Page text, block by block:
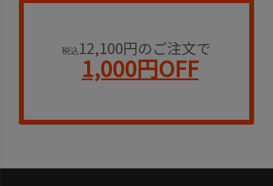
税込12,100円のご注文で
1,000円OFF